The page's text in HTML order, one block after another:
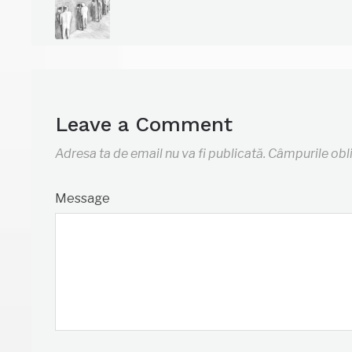
Leave a Comment
Adresa ta de email nu va fi publicată. Câmpurile
Message